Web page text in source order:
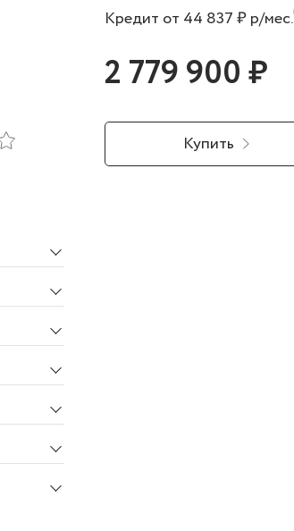
Кредит от 44 837 ₽ р/мес.
2 779 900 ₽
Купить